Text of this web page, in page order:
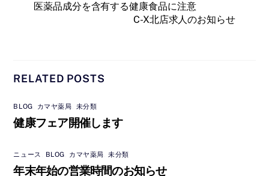
医薬品成分を含有する健康食品に注意
C-X北店求人のお知らせ
RELATED POSTS
BLOG カマヤ薬局 未分類
健康フェア開催します
ニュース BLOG カマヤ薬局 ,未分類
年末年始の営業時間のお知らせ